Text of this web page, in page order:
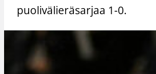
puolivälieräsarjaa 1-0.